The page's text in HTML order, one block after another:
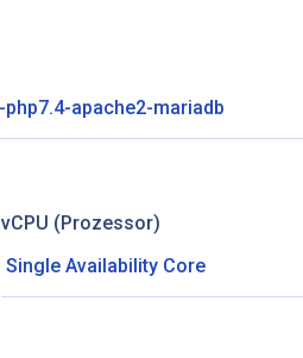
vCPU (Prozessor)